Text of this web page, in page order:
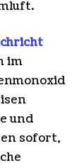
im
und
sofort,